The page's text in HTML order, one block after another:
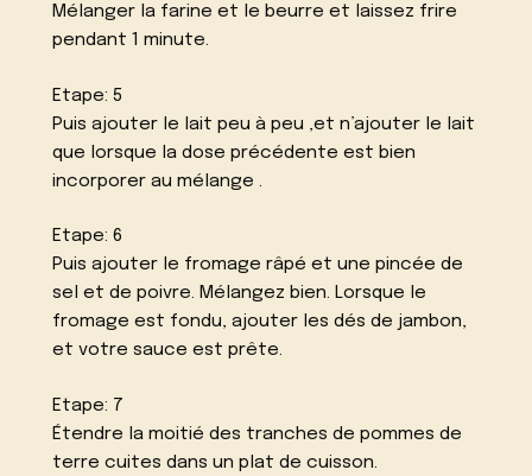
Mélanger la farine et le beurre et laissez frire
pendant 1 minute.
Etape: 5
Puis ajouter le lait peu à peu ,et n’ajouter le lait
que lorsque la dose précédente est bien
incorporer au mélange .
Etape: 6
Puis ajouter le fromage râpé et une pincée de
sel et de poivre. Mélangez bien. Lorsque le
fromage est fondu, ajouter les dés de jambon,
et votre sauce est prête.
Etape: 7
Étendre la moitié des tranches de pommes de
terre cuites dans un plat de cuisson.